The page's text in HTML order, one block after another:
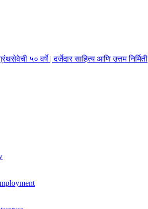
५० वर्षे | दर्जेदार साहित्य आणि उत्तम निर्मिती